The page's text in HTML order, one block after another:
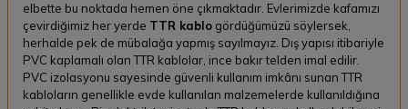
elbette bu noktada hemen öne çıkmaktadır. Evlerimizde kafamızı
çevirdiğimiz her yerde TTR kablo gördüğümüzü söylersek,
herhalde pek de mübalağa yapmış sayılmayız. Dış yapısı itibariyle
PVC kaplamalı olan TTR kablolar, ince bakır telden imal edilir.
PVC izolasyonu sayesinde güvenli kullanım imkânı sunan TTR
kabloların genellikle evde kullanılan malzemelerde kullanıldığına